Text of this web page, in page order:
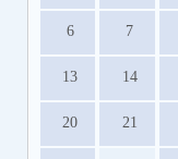
6 7
13 14
20 21